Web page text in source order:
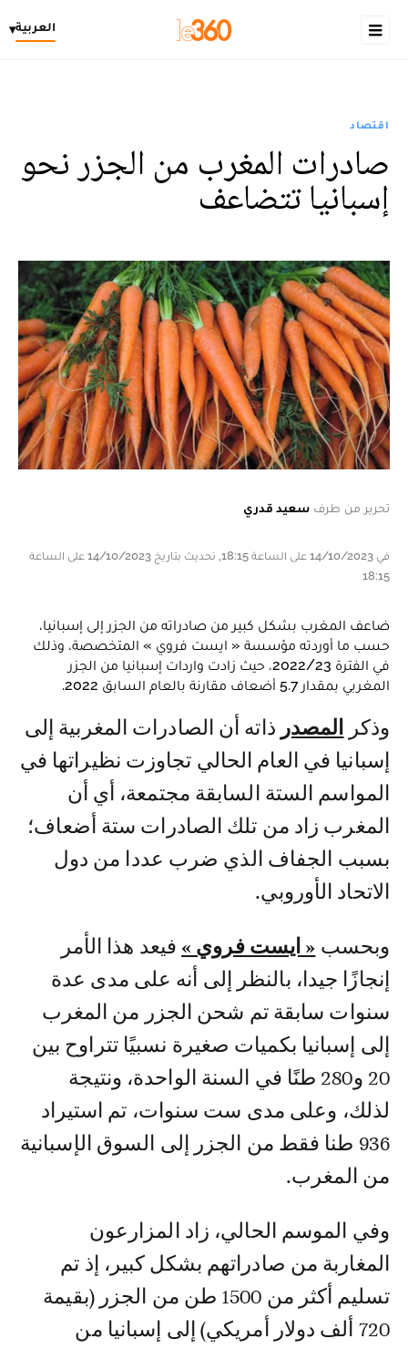
العربية▾
اقتصاد
صادرات المغرب من الجزر نحو
إسبانيا تتضاعف
تحرير من طرف سعيد قدري
في 14/10/2023 على الساعة 18:15, تحديث بتاريخ 14/10/2023 على الساعة
18:15
ضاعف المغرب بشكل كبير من صادراته من الجزر إلى إسبانيا،
حسب ما أوردته مؤسسة « ايست فروي » المتخصصة، وذلك
في الفترة 2022/23، حيث زادت واردات إسبانيا من الجزر
المغربي بمقدار 5.7 أضعاف مقارنة بالعام السابق 2022.
وذكر المصدر ذاته أن الصادرات المغربية إلى
إسبانيا في العام الحالي تجاوزت نظيراتها في
المواسم الستة السابقة مجتمعة، أي أن
المغرب زاد من تلك الصادرات ستة أضعاف؛
بسبب الجفاف الذي ضرب عددا من دول
الاتحاد الأوروبي.
وبحسب « ايست فروي » فيعد هذا الأمر
إنجازًا جيدا، بالنظر إلى أنه على مدى عدة
سنوات سابقة تم شحن الجزر من المغرب
إلى إسبانيا بكميات صغيرة نسبيًا تتراوح بين
20 و280 طنًا في السنة الواحدة، ونتيجة
لذلك، وعلى مدى ست سنوات، تم استيراد
936 طنا فقط من الجزر إلى السوق الإسبانية
من المغرب.
وفي الموسم الحالي، زاد المزارعون
المغاربة من صادراتهم بشكل كبير، إذ تم
تسليم أكثر من 1500 طن من الجزر (بقيمة
720 ألف دولار أمريكي) إلى إسبانيا من